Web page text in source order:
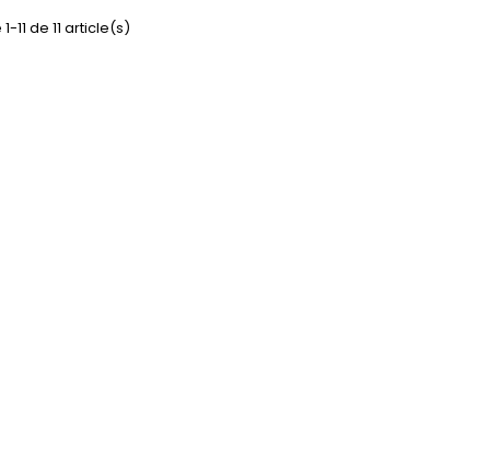
11 de 11 article(s)